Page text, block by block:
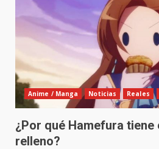
Anime / Manga Noticias Reales
¿Por qué Hamefura
relleno?